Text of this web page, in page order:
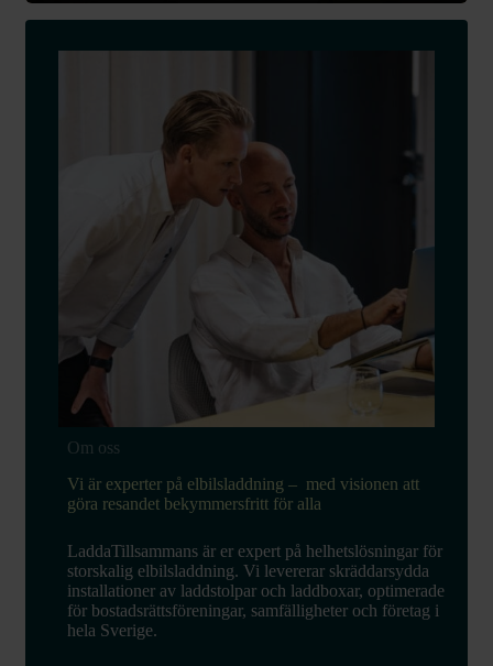
Om oss
Vi är experter på elbilsladdning – med visionen att
göra resandet bekymmersfritt för alla
LaddaTillsammans är er expert på helhetslösningar för
storskalig elbilsladdning. Vi levererar skräddarsydda
installationer av laddstolpar och laddboxar, optimerade
för bostadsrättsföreningar, samfälligheter och företag i
hela Sverige.